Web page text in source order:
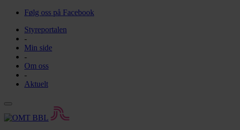
Følg oss på Facebook
Styreportalen
-
Min side
-
Om oss
-
Aktuelt